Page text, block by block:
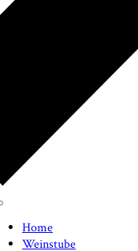
Home
Weinstube